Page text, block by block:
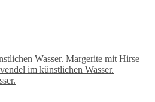
Margerite mit Hirse